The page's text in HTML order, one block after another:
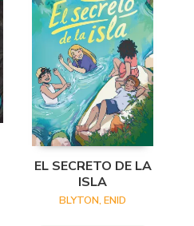
EL SECRETO DE LA
ISLA
BLYTON, ENID